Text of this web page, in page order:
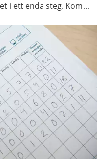
i ett enda steg. Kom